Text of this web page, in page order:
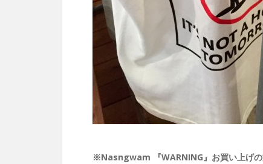
※Nasngwam 『WARNING』お買い上げの